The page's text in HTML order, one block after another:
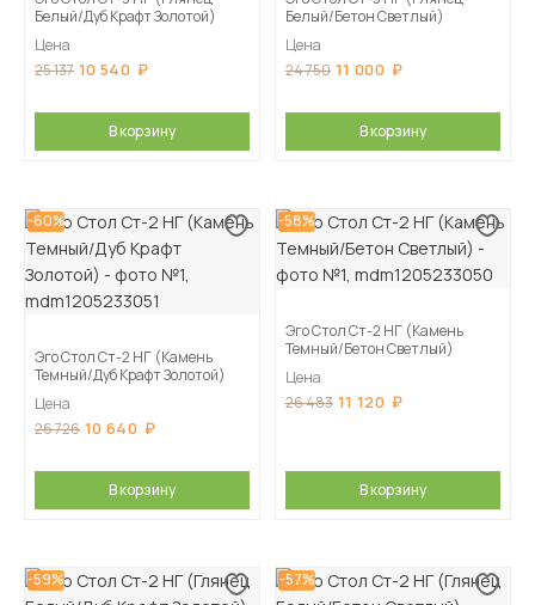
Белый/Дуб Крафт Золотой)
Цена
25 137 10 540
В корзину
Белый/Бетон Светлый)
Цена
24 750 11 000
В корзину
-60%
Эго Стол Ст-2 НГ (Камень
Темный/Дуб Крафт Золотой)
Цена
26 726 10 640
В корзину
-58%
Эго Стол Ст-2 НГ (Камень
Темный/Бетон Светлый)
Цена
26 483 11 120
В корзину
-59% -57%